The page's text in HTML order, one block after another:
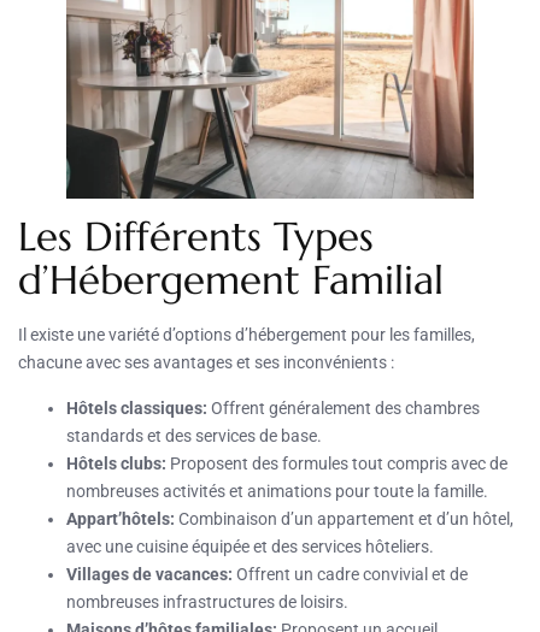
Les Différents Types
d’Hébergement Familial
Il existe une variété d’options d’hébergement pour les familles,
chacune avec ses avantages et ses inconvénients :
Hôtels classiques: Offrent généralement des chambres
standards et des services de base.
Hôtels clubs: Proposent des formules tout compris avec de
nombreuses activités et animations pour toute la famille.
Appart’hôtels: Combinaison d’un appartement et d’un hôtel,
avec une cuisine équipée et des services hôteliers.
Villages de vacances: Offrent un cadre convivial et de
nombreuses infrastructures de loisirs.